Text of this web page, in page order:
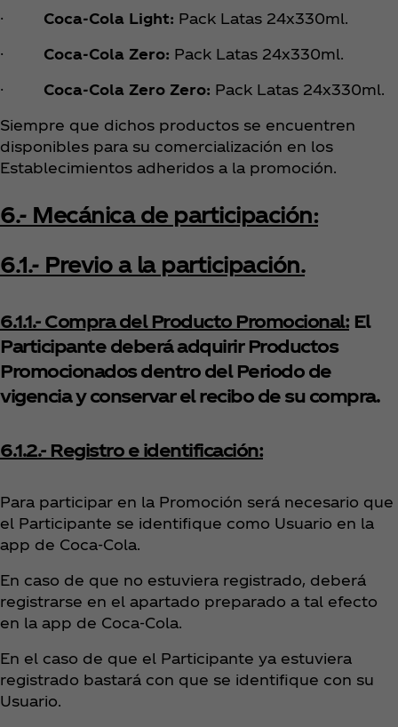
· Coca‑Cola Light: Pack Latas 24x330ml.
· Coca‑Cola Zero: Pack Latas 24x330ml.
· Coca‑Cola Zero Zero: Pack Latas 24x330ml.
Siempre que dichos productos se encuentren
disponibles para su comercialización en los
Establecimientos adheridos a la promoción.
6.- Mecánica de participación:
6.1.- Previo a la participación.
6.1.1.- Compra del Producto Promocional: El
Participante deberá adquirir Productos
Promocionados dentro del Periodo de
vigencia y conservar el recibo de su compra.
6.1.2.- Registro e identificación:
Para participar en la Promoción será necesario que
el Participante se identifique como Usuario en la
app de Coca‑Cola.
En caso de que no estuviera registrado, deberá
registrarse en el apartado preparado a tal efecto
en la app de Coca‑Cola.
En el caso de que el Participante ya estuviera
registrado bastará con que se identifique con su
Usuario.